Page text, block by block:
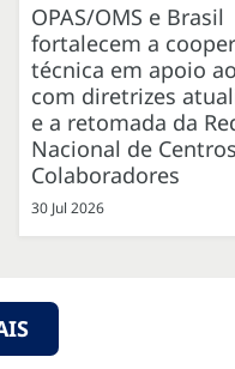
OPAS/OMS e Brasil
fortalecem a
técnica em apoio
com diretrizes
e a retomada da
Nacional de Centros
Colaboradores
30 Jul 2026